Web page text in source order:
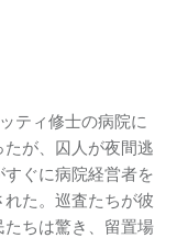
ティ修士の病院に
が、囚人が夜間逃
ぐに病院経営者を
た。巡査たちが彼
ちは驚き、留置場